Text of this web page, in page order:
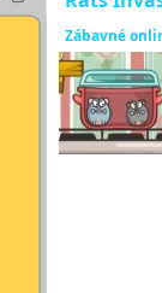
Zábavné